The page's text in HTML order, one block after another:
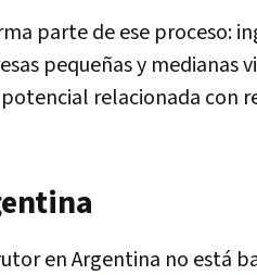
parte de ese proceso:
pequeñas y medianas
relacionada con
en Argentina no está